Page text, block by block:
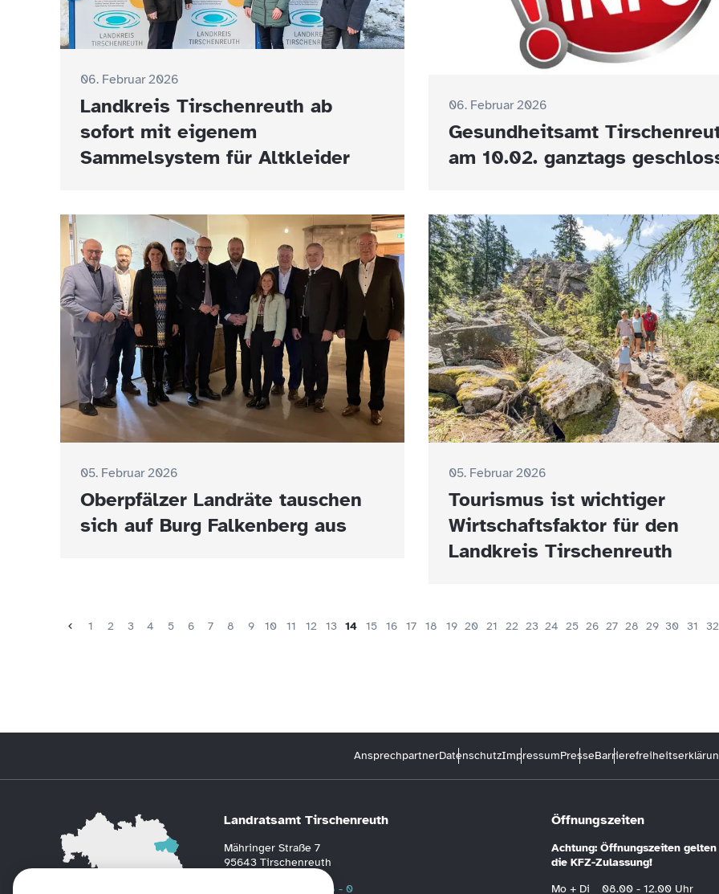
06. Februar 2026
Landkreis Tirschenreuth ab
sofort mit eigenem
Sammelsystem für Altkleider
06. Februar 2026
Gesundheitsamt
am 10.02. ganztags
05. Februar 2026
Oberpfälzer Landräte tauschen
sich auf Burg Falkenberg aus
05. Februar 2026
Tourismus ist wichtiger
Wirtschaftsfaktor für den
Landkreis Tirschenreuth
1 2 3 4 5 6 7 8 9 10 11 12 13 14 15 16 17 18 19 20 21 22 23 24 25 26 27 28 29 30 31 32
AnsprechpartnerDatenschutzImpressumPresse
Landratsamt Tirschenreuth
Mähringer Straße 7
95643 Tirschenreuth
0 96 31 / 88 - 0
Öffnungszeiten
Achtung: Öffnungszeiten
die KFZ-Zulassung!
Mo + Di
08.00 - 12.00 Uhr